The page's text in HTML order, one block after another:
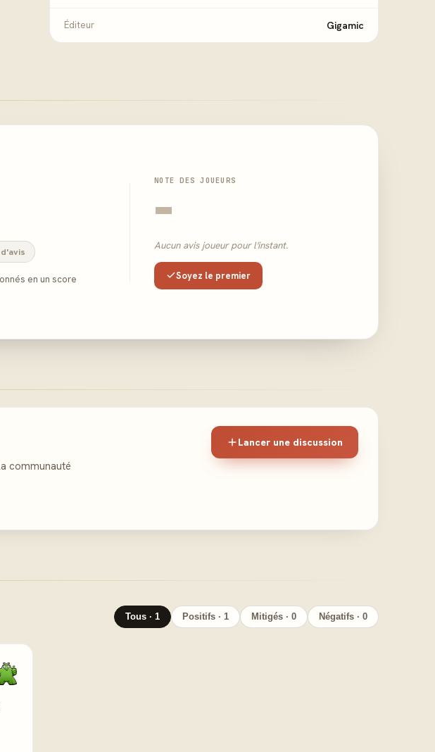
Éditeur Gigamic
en un score
NOTE DES JOUEURS
-
Aucun avis joueur pour l'instant.
Soyez le premier
communauté
Lancer une discussion
Tous · 1 Positifs · 1 Mitigés · 0 Négatifs · 0